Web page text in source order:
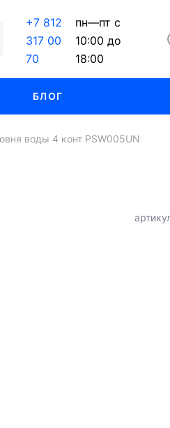
+7 812
317 00
70
пн—пт с
10:00 до
18:00
БЛОГ
воды 4 конт PSW005UN